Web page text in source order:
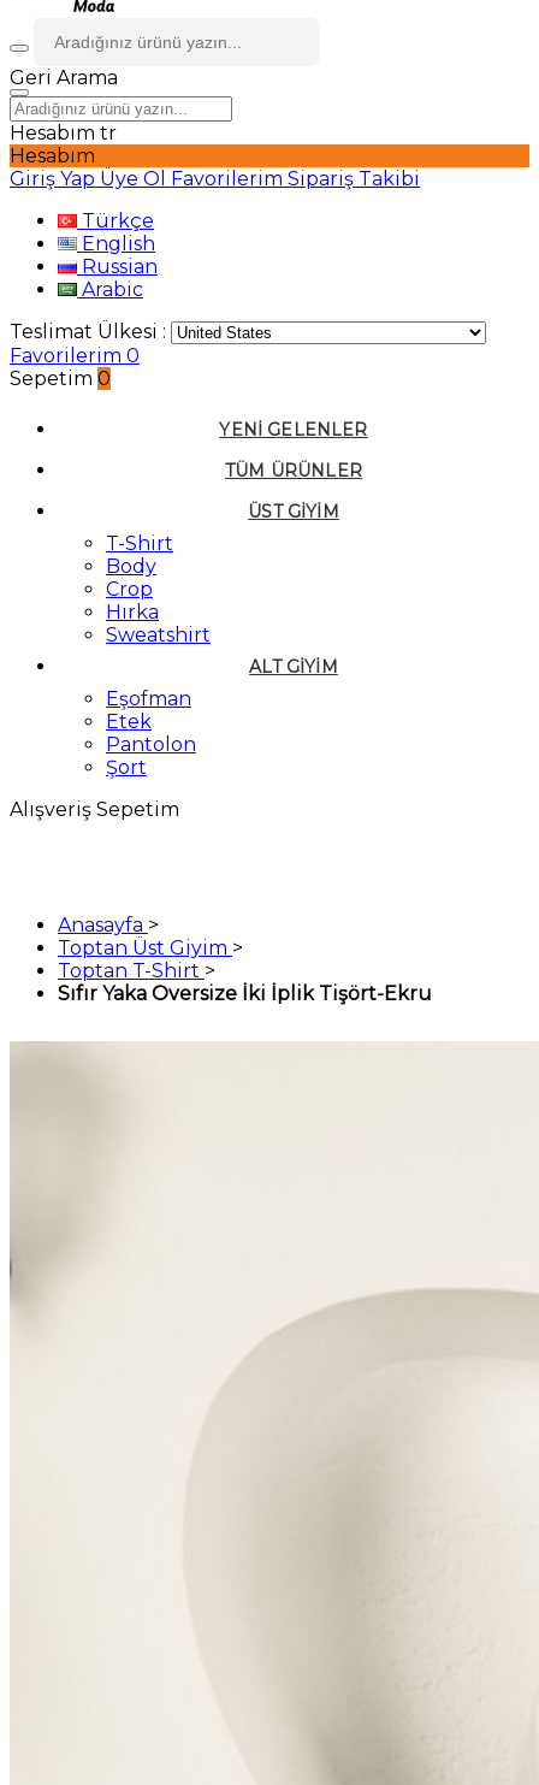
Geri Arama
Hesabım tr
Hesabım
Giriş Yap Üye Ol Favorilerim Sipariş Takibi
Türkçe
English
Russian
Arabic
Teslimat Ülkesi :
Favorilerim 0
Sepetim 0
YENI GELENLER
TÜM ÜRÜNLER
ÜST GIYIM
T-Shirt
Body
Crop
Hırka
Sweatshirt
ALT GIYIM
Eşofman
Etek
Pantolon
Şort
Alışveriş Sepetim
Anasayfa >
Toptan Üst Giyim >
Toptan T-Shirt >
Sıfır Yaka Oversize İki İplik Tişört-Ekru